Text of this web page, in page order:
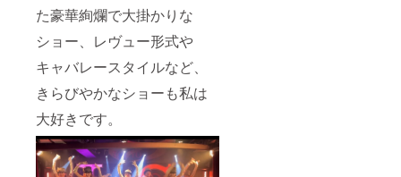
た豪華絢爛で大掛かりな
ショー、レヴュー形式や
キャバレースタイルなど、
きらびやかなショーも私は
大好きです。